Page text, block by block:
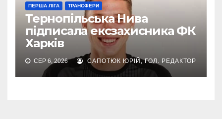
ПЕРША ЛІГА ТРАНСФЕРИ
Тернопільська Нива
підписала ексзахисника ФК
Харків
СЕР 6, 2026 САПОТЮК ЮРІЙ, ГОЛ. РЕДАКТОР